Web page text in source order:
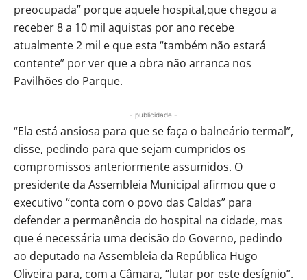
preocupada” porque aquele hospital,que chegou a
receber 8 a 10 mil aquistas por ano recebe
atualmente 2 mil e que esta “também não estará
contente” por ver que a obra não arranca nos
Pavilhões do Parque.
- publicidade -
“Ela está ansiosa para que se faça o balneário termal”,
disse, pedindo para que sejam cumpridos os
compromissos anteriormente assumidos. O
presidente da Assembleia Municipal afirmou que o
executivo “conta com o povo das Caldas” para
defender a permanência do hospital na cidade, mas
que é necessária uma decisão do Governo, pedindo
ao deputado na Assembleia da República Hugo
Oliveira para, com a Câmara, “lutar por este desígnio”.